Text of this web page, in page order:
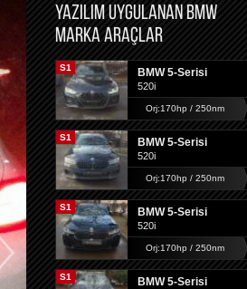
YAZILIM UYGULANAN BMW
MARKA ARAÇLAR
S1 BMW 5-Serisi
520i
Orj:170hp / 250nm
S1 BMW 5-Serisi
520i
Orj:170hp / 250nm
S1 BMW 5-Serisi
520i
Orj:170hp / 250nm
S1 BMW 5-Serisi